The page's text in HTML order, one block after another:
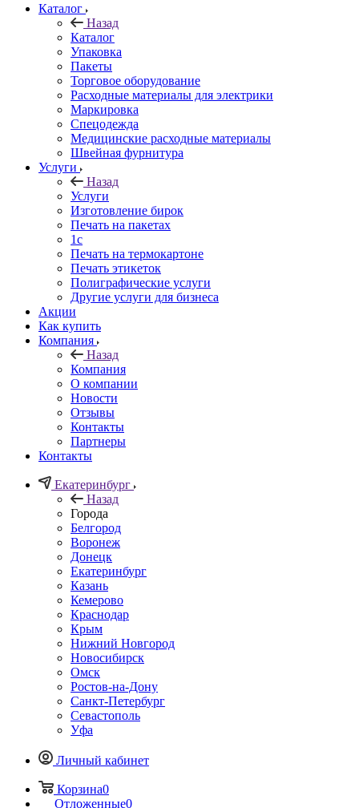
Каталог
Назад
Каталог
Упаковка
Пакеты
Торговое оборудование
Расходные материалы для электрики
Маркировка
Спецодежда
Медицинские расходные материалы
Швейная фурнитура
Услуги
Назад
Услуги
Изготовление бирок
Печать на пакетах
1c
Печать на термокартоне
Печать этикеток
Полиграфические услуги
Другие услуги для бизнеса
Акции
Как купить
Компания
Назад
Компания
О компании
Новости
Отзывы
Контакты
Партнеры
Контакты
Екатеринбург
Назад
Города
Белгород
Воронеж
Донецк
Екатеринбург
Казань
Кемерово
Краснодар
Крым
Нижний Новгород
Новосибирск
Омск
Ростов-на-Дону
Санкт-Петербург
Севастополь
Уфа
Личный кабинет
Корзина0
Отложенные0